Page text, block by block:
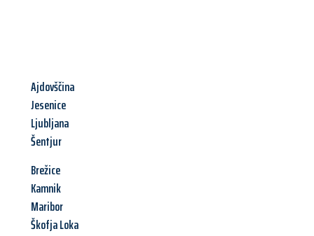
Ajdovščina
Jesenice
Ljubljana
Šentjur
Brežice
Kamnik
Maribor
Škofja Loka